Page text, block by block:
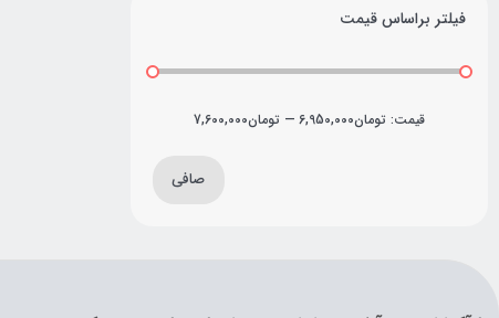
فیلتر براساس قیمت
صافی
قيمت: تومان6,950,000 — تومان7,600,000